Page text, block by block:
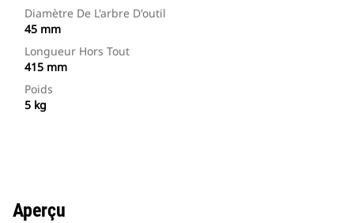
Diamètre De L'arbre D'outil
45 mm
Longueur Hors Tout
415 mm
Poids
5 kg
Aperçu